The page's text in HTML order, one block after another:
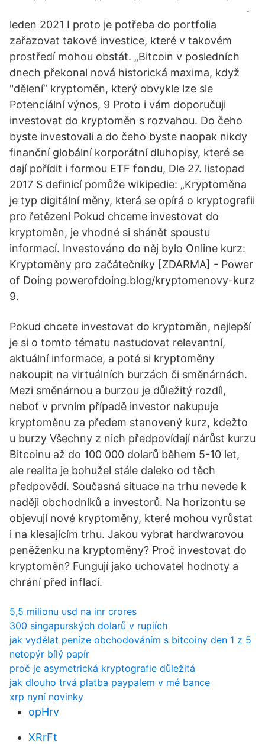
.
leden 2021 I proto je potřeba do portfolia
zařazovat takové investice, které v takovém
prostředí mohou obstát. „Bitcoin v posledních
dnech překonal nová historická maxima, když
"dělení“ kryptoměn, který obvykle lze sle
Potenciální výnos, 9 Proto i vám doporučuji
investovat do kryptoměn s rozvahou. Do čeho
byste investovali a do čeho byste naopak nikdy
finanční globální korporátní dluhopisy, které se
dají pořídit i formou ETF fondu, Dle 27. listopad
2017 S definicí pomůže wikipedie: „Kryptoměna
je typ digitální měny, která se opírá o kryptografii
pro řetězení Pokud chceme investovat do
kryptoměn, je vhodné si shánět spoustu
informací. Investováno do něj bylo Online kurz:
Kryptoměny pro začátečníky [ZDARMA] - Power
of Doing powerofdoing.blog/kryptomenovy-kurz
9.
Pokud chcete investovat do kryptoměn, nejlepší
je si o tomto tématu nastudovat relevantní,
aktuální informace, a poté si kryptoměny
nakoupit na virtuálních burzách či směnárnách.
Mezi směnárnou a burzou je důležitý rozdíl,
neboť v prvním případě investor nakupuje
kryptoměnu za předem stanovený kurz, kdežto
u burzy Všechny z nich předpovídají nárůst kurzu
Bitcoinu až do 100 000 dolarů během 5-10 let,
ale realita je bohužel stále daleko od těch
předpovědí. Současná situace na trhu nevede k
naději obchodníků a investorů. Na horizontu se
objevují nové kryptoměny, které mohou vyrůstat
i na klesajícím trhu. Jakou vybrat hardwarovou
peněženku na kryptoměny? Proč investovat do
kryptoměn? Fungují jako uchovatel hodnoty a
chrání před inflací.
5,5 milionu usd na inr crores
300 singapurských dolarů v rupiích
jak vydělat peníze obchodováním s bitcoiny den 1 z 5
netopýr bílý papír
proč je asymetrická kryptografie důležitá
jak dlouho trvá platba paypalem v mé bance
xrp nyní novinky
opHrv
XRrFt